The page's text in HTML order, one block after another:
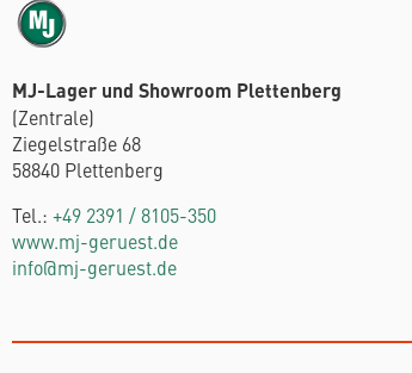
MJ-Lager und Showroom Plettenberg
(Zentrale)
Ziegelstraße 68
58840 Plettenberg
Tel.: +49 2391 / 8105-350
www.mj-geruest.de
info@mj-geruest.de